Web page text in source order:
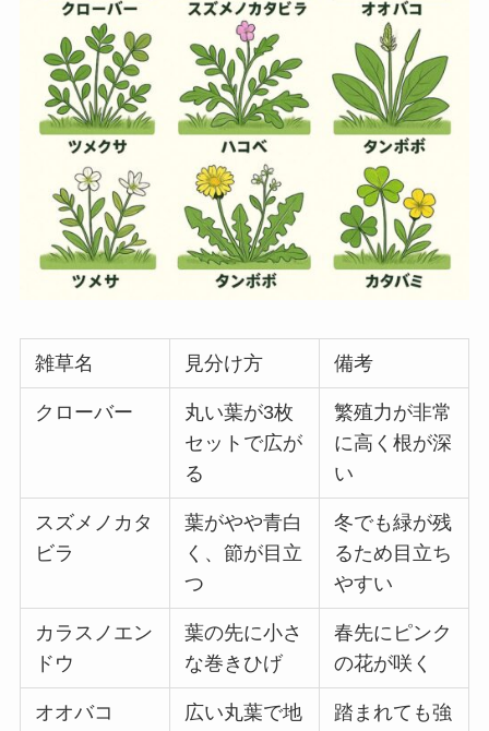
雑草名 見分け方 備考
クローバー
丸い葉が3枚
セットで広が
る
繁殖力が非常
に高く根が深
い
スズメノカタ
ビラ
葉がやや青白
く、節が目立
つ
冬でも緑が残
るため目立ち
やすい
カラスノエン
ドウ
葉の先に小さ
な巻きひげ
春先にピンク
の花が咲く
オオバコ
広い丸葉で地
踏まれても強